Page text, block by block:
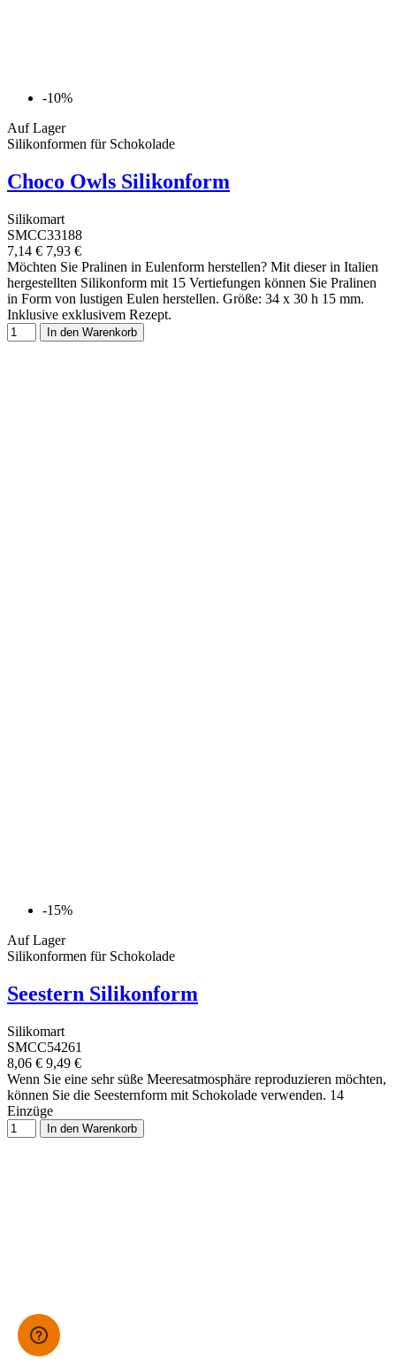
-10%
Auf Lager
Silikonformen für Schokolade
Choco Owls Silikonform
Silikomart
SMCC33188
7,14 € 7,93 €
Möchten Sie Pralinen in Eulenform herstellen? Mit dieser in Italien
hergestellten Silikonform mit 15 Vertiefungen können Sie Pralinen
in Form von lustigen Eulen herstellen. Größe: 34 x 30 h 15 mm.
Inklusive exklusivem Rezept.
In den Warenkorb
-15%
Auf Lager
Silikonformen für Schokolade
Seestern Silikonform
Silikomart
SMCC54261
8,06 € 9,49 €
Wenn Sie eine sehr süße Meeresatmosphäre reproduzieren möchten,
können Sie die Seesternform mit Schokolade verwenden. 14
Einzüge
In den Warenkorb